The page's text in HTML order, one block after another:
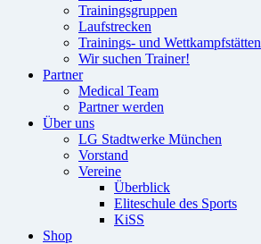
Trainingsgruppen
Laufstrecken
Trainings- und Wettkampfstätten
Wir suchen Trainer!
Partner
Medical Team
Partner werden
Über uns
LG Stadtwerke München
Vorstand
Vereine
Überblick
Eliteschule des Sports
KiSS
Shop